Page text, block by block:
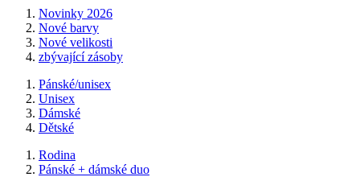
Novinky 2026
Nové barvy
Nové velikosti
zbývající zásoby
Pánské/unisex
Unisex
Dámské
Dětské
Rodina
Pánské + dámské duo